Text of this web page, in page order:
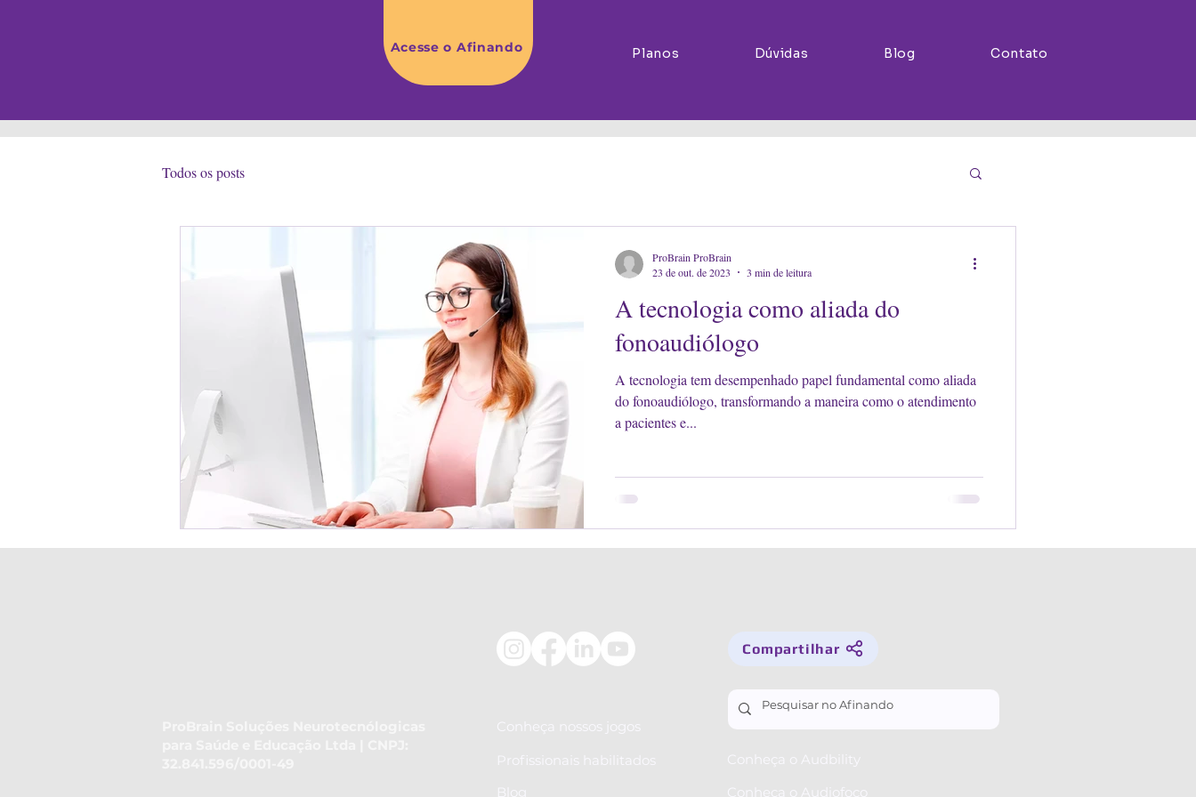
Acesse o Afinando Planos Dúvidas Blog Contato
Todos os posts
A tecnologia como aliada do
fonoaudiólogo
A tecnologia tem desempenhado papel fundamental como aliada
do fonoaudiólogo, transformando a maneira como o atendimento
a pacientes e...
ProBrain ProBrain
23 de out. de 2023
3 min de leitura
Compartilhar­ ­
Conheça nossos jogos
Profissionais habilitados
Conheça o Audbility
Blog
Conheça o Audiofoco